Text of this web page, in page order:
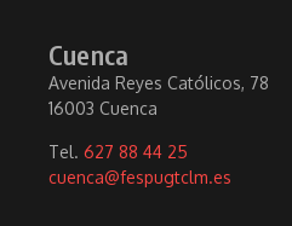
Cuenca
Avenida Reyes Católicos, 78
16003 Cuenca
Tel. 627 88 44 25
cuenca@fespugtclm.es